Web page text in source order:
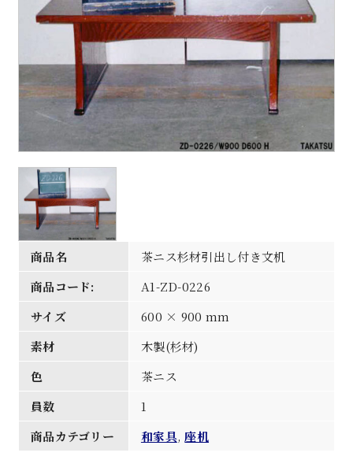
商品名
茶ニス杉材引出し付き文机
商品コード:
A1-ZD-0226
サイズ
600 × 900 mm
素材
木製(杉材)
色
茶ニス
員数
1
商品カテゴリー
和家具,座机